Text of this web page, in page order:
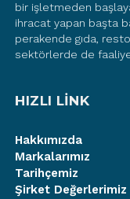
bir işletmeden
ihracat yapan başta
perakende gıda,
sektörlerde de
HIZLI LİNK
Hakkımızda
Markalarımız
Tarihçemiz
Şirket Değerlerimiz